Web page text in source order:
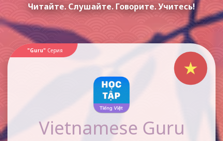
Читайте. Слушайте. Говорите. Учитесь!
"Guru" Серия
Vietnamese Guru